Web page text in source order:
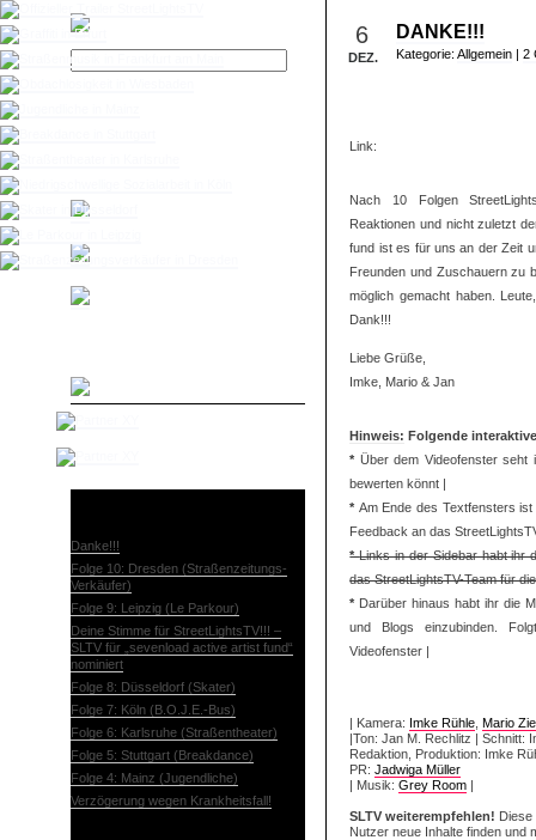
Danke!!!
Folge 10: Dresden (Straßenzeitungs-
Verkäufer)
Folge 9: Leipzig (Le Parkour)
Deine Stimme für StreetLightsTV!!! –
SLTV für „sevenload active artist fund“
nominiert
Folge 8: Düsseldorf (Skater)
Folge 7: Köln (B.O.J.E.-Bus)
Folge 6: Karlsruhe (Straßentheater)
Folge 5: Stuttgart (Breakdance)
Folge 4: Mainz (Jugendliche)
Verzögerung wegen Krankheitsfall!
6
DEZ.
DANKE!!!
Kategorie: Allgemein| 2
Link:
Nach 10 Folgen
Reaktionen und nicht zuletzt
fund ist es für uns an der Zeit
Freunden und Zuschauern zu
möglich gemacht haben.
Dank!!!
Liebe Grüße,
Imke, Mario & Jan
Hinweis: Folgende
* Über dem Videofenster
bewerten könnt |
* Am Ende des Textfensters
Feedback an das
*Links in der Sidebar habt ihr
das StreetLightsTV-Team für
* Darüber hinaus habt ihr die
und Blogs einzubinden.
Videofenster |
| Kamera: Imke Rühle Mario
|Ton: Jan M. Rechlitz | Schnitt:
Redaktion, Produktion: Imke
PR:Jadwiga Müller
| Musik:Grey Room
SLTV weiterempfehlen!
Nutzer neue Inhalte finden und